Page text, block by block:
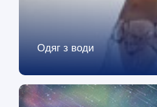
Одяг з води